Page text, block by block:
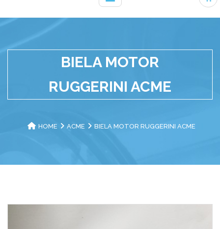
BIELA MOTOR
RUGGERINI ACME
HOME ACME BIELA MOTOR RUGGERINI ACME